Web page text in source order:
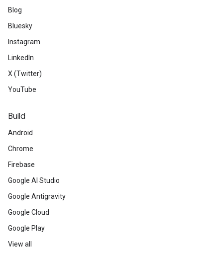
Blog
Bluesky
Instagram
LinkedIn
X (Twitter)
YouTube
Build
Android
Chrome
Firebase
Google AI Studio
Google Antigravity
Google Cloud
Google Play
View all